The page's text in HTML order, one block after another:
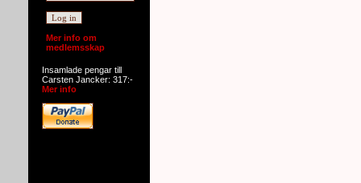
Mer info om
medlemsskap
Insamlade pengar till
Carsten Jancker: 317:-
Mer info